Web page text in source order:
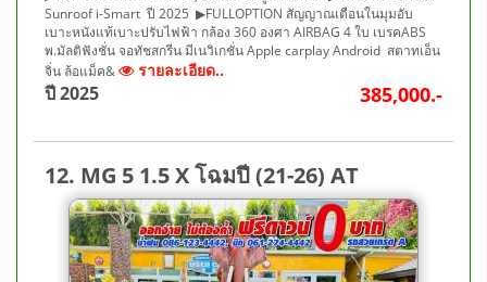
Sunroof i-Smart ปี 2025 ▶FULLOPTION สัญญาณเตือนในมุมอับ
เบาะหนังแท้เบาะปรับไฟฟ้า กล้อง 360 องศา AIRBAG 4 ใบ เบรคABS
พ.มัลติฟังชั่น จอทัชสกรีน มีเนวิเกชั่น Apple carplay Android สตาทเอ็น
จิ่น ล้อแม็ค&
รายละเอียด..
ปี 2025 385,000.-
12. MG 5 1.5 X โฉมปี (21-26) AT